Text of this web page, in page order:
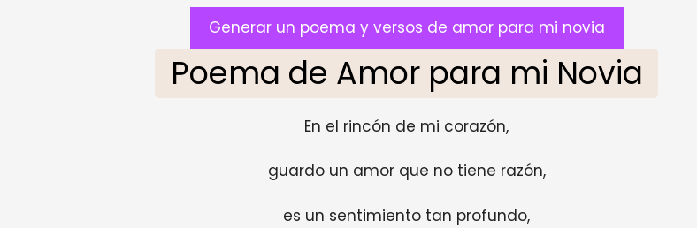
Generar un poema y versos de amor para mi novia
Poema de Amor para mi Novia
En el rincón de mi corazón,
guardo un amor que no tiene razón,
es un sentimiento tan profundo,